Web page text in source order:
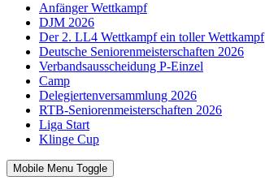
Anfänger Wettkampf
DJM 2026
Der 2. LL4 Wettkampf ein toller Wettkampf
Deutsche Seniorenmeisterschaften 2026
Verbandsausscheidung P-Einzel
Camp
Delegiertenversammlung 2026
RTB-Seniorenmeisterschaften 2026
Liga Start
Klinge Cup
Mobile Menu Toggle